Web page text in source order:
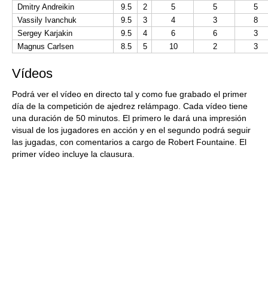
Dmitry Andreikin
9.5 2 5 5
5
Vassily Ivanchuk
9.5 3 4 3
8
Sergey Karjakin
9.5 4 6 6
3
Magnus Carlsen
8.5 5 10 2 3
Vídeos
Podrá ver el vídeo en directo tal y como fue grabado el primer
día de la competición de ajedrez relámpago. Cada vídeo tiene
una duración de 50 minutos. El primero le dará una impresión
visual de los jugadores en acción y en el segundo podrá seguir
las jugadas, con comentarios a cargo de Robert Fountaine. El
primer vídeo incluye la clausura.